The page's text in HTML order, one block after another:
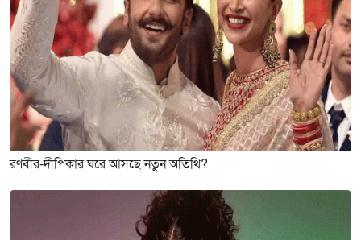
রণবীর-দীপিকার ঘরে আসছে নতুন অতিথি?